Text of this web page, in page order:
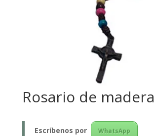
Rosario de madera
Escríbenos por WhatsApp